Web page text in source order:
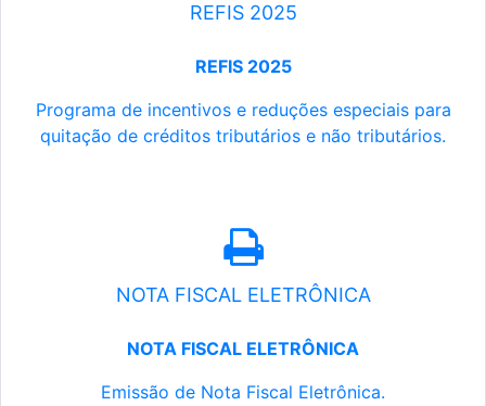
REFIS 2025
REFIS 2025
Programa de incentivos e reduções especiais para
quitação de créditos tributários e não tributários.
NOTA FISCAL ELETRÔNICA
NOTA FISCAL ELETRÔNICA
Emissão de Nota Fiscal Eletrônica.